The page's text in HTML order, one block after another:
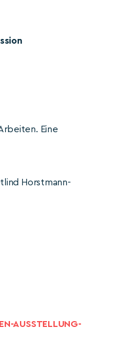
Eine
Horstmann-
AUSSTELLUNG-